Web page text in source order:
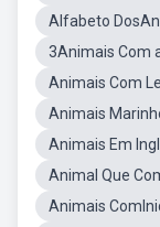
Alfabeto
3Animais Com
Animais Com
Animais
Animais Em
Animal Que
Animais